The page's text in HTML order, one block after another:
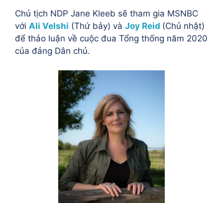
Chủ tịch NDP Jane Kleeb sẽ tham gia MSNBC
với Ali Velshi (Thứ bảy) và Joy Reid (Chủ nhật)
để thảo luận về cuộc đua Tổng thống năm 2020
của đảng Dân chủ.